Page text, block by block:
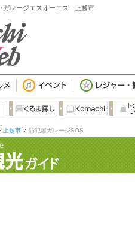
ガレージエスオーエス - 上越市
上越市 防犯屋ガレージSOS